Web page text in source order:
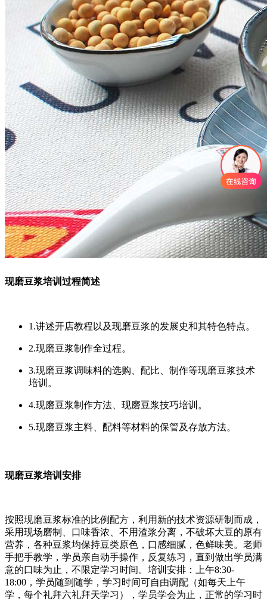
现磨豆浆培训过程简述
1.讲述开店教程以及现磨豆浆的发展史和其特色特点。
2.现磨豆浆制作全过程。
3.现磨豆浆调味料的选购、配比、制作等现磨豆浆技术
培训。
4.现磨豆浆制作方法、现磨豆浆技巧培训。
5.现磨豆浆主料、配料等材料的保管及存放方法。
现磨豆浆培训安排
按照现磨豆浆标准的比例配方，利用新的技术资源研制而成，
采用现场磨制、口味香浓、不用渣浆分离，不破坏大豆的原有
营养，各种豆浆均保持豆类原色，口感细腻，色鲜味美。老师
手把手教学，学员亲自动手操作，反复练习，直到做出学员满
意的口味为止，不限定学习时间。培训安排：上午8:30-
18:00，学员随到随学，学习时间可自由调配（如每天上午
学，每个礼拜六礼拜天学习），学员学会为止，正常的学习时